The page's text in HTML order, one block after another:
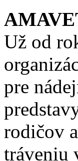
Už od
pre
rodičov
tráveniu